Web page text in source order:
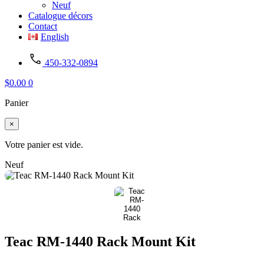
Neuf
Catalogue décors
Contact
English
450-332-0894
$0.00 0
Panier
×
Votre panier est vide.
Neuf
Teac RM-1440 Rack Mount Kit